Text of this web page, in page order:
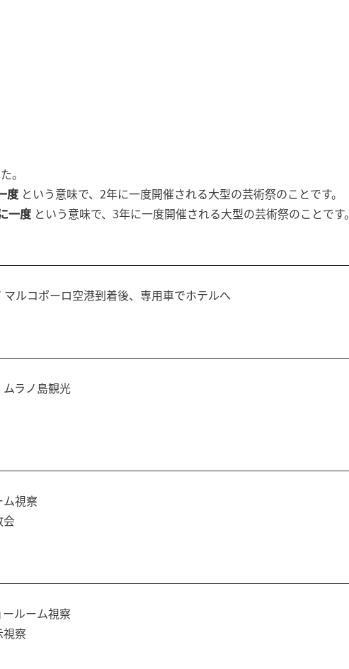
。
度 という意味で、2年に一度開催される大型の芸術祭のことです。
一度 という意味で、3年に一度開催される大型の芸術祭のことです。
マルコポーロ空港到着後、専用車でホテルへ
ムラノ島観光
ム視察
会
ールーム視察
視察